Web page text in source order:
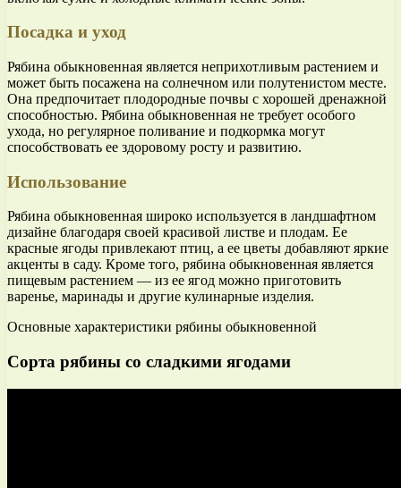
Посадка и уход
Рябина обыкновенная является неприхотливым растением и
может быть посажена на солнечном или полутенистом месте.
Она предпочитает плодородные почвы с хорошей дренажной
способностью. Рябина обыкновенная не требует особого
ухода, но регулярное поливание и подкормка могут
способствовать ее здоровому росту и развитию.
Использование
Рябина обыкновенная широко используется в ландшафтном
дизайне благодаря своей красивой листве и плодам. Ее
красные ягоды привлекают птиц, а ее цветы добавляют яркие
акценты в саду. Кроме того, рябина обыкновенная является
пищевым растением — из ее ягод можно приготовить
варенье, маринады и другие кулинарные изделия.
Основные характеристики рябины обыкновенной
Сорта рябины со сладкими ягодами